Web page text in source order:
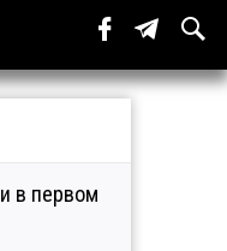
в первом